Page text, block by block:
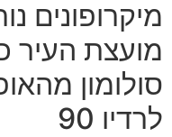
מיקרופונים
מועצת העיר
סולומון
לרדיו 90